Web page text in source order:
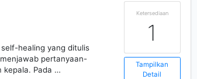
healing yang ditulis
pertanyaan-
kepala. Pada …
Ketersediaan
1
Tampilkan
Detail